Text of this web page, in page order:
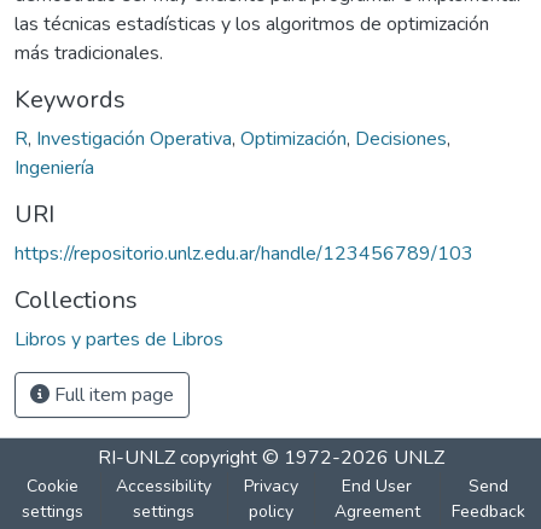
las técnicas estadísticas y los algoritmos de optimización
más tradicionales.
Keywords
R, Investigación Operativa, Optimización, Decisiones,
Ingeniería
URI
https://repositorio.unlz.edu.ar/handle/123456789/103
Collections
Libros y partes de Libros
Full item page
RI-UNLZcopyright © 1972-2026 UNLZ
Cookie
settings
Accessibility
settings
Privacy
policy
End User
Agreement
Send
Feedback